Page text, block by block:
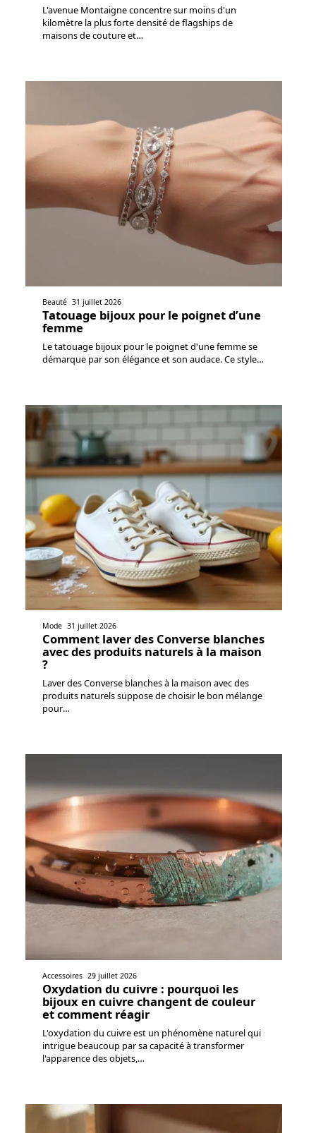
L'avenue Montaigne concentre sur moins d'un
kilomètre la plus forte densité de flagships de
maisons de couture et…
Beauté 31 juillet 2026
Tatouage bijoux pour le poignet d’une
femme
Le tatouage bijoux pour le poignet d'une femme se
démarque par son élégance et son audace. Ce style…
Mode 31 juillet 2026
Comment laver des Converse blanches
avec des produits naturels à la maison
?
Laver des Converse blanches à la maison avec des
produits naturels suppose de choisir le bon mélange
pour…
Accessoires 29 juillet 2026
Oxydation du cuivre : pourquoi les
bijoux en cuivre changent de couleur
et comment réagir
L'oxydation du cuivre est un phénomène naturel qui
intrigue beaucoup par sa capacité à transformer
l'apparence des objets, …